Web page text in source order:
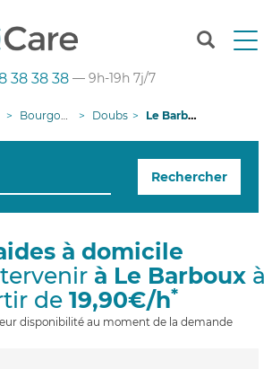
T
n
g
i
38 38 38 — 9h-19h 7j/7
Bourgogne-Franche-Comté Doubs Le Barboux
Rechercher
à domicile
à Le Barbouxà
de 19,90€/h*
disponibilité au moment de la demande